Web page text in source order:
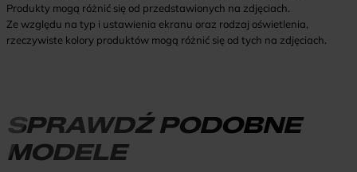
Produkty mogą różnić się od przedstawionych na zdjęciach.
Ze względu na typ i ustawienia ekranu oraz rodzaj oświetlenia,
rzeczywiste kolory produktów mogą różnić się od tych na zdjęciach.
SPRAWDŹ PODOBNE
MODELE